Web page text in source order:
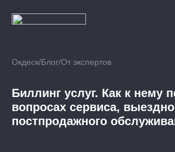
Окдеск/Блог/От экспертов
Биллинг услуг. Как к нему
вопросах сервиса,
постпродажного